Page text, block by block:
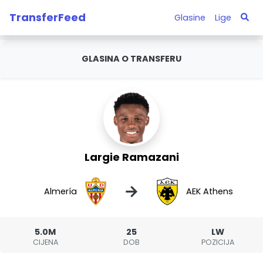
TransferFeed Glasine Lige
GLASINA O TRANSFERU
Largie Ramazani
Almería → AEK Athens
5.0M
CIJENA
25
DOB
LW
POZICIJA